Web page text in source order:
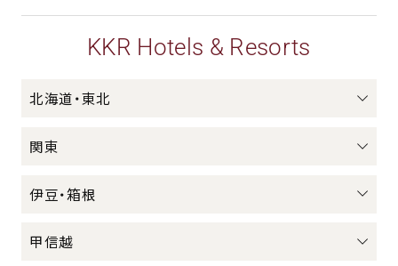
KKR Hotels & Resorts
北海道・東北
関東
伊豆・箱根
甲信越